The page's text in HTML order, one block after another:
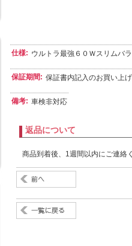
仕様: ウルトラ最強６０Ｗスリムバラ
保証期間: 保証書内記入のお買い上
備考: 車検非対応
返品について
商品到着後、1週間以内にご連絡